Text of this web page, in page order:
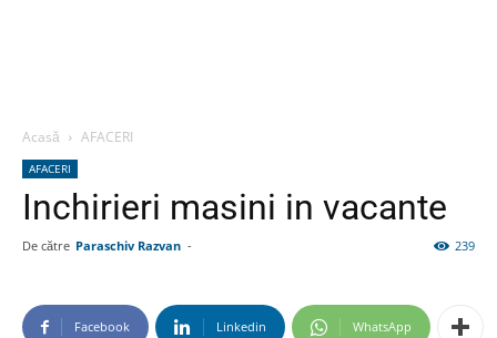
Acasă AFACERI
AFACERI
Inchirieri masini in vacante
De către Paraschiv Razvan - 239
Facebook Linkedin WhatsApp